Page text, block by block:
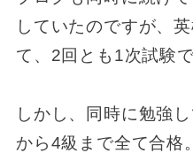
していたのですが、
て、2回とも1次試験で
しかし、同時に勉強
から4級まで全て合格。